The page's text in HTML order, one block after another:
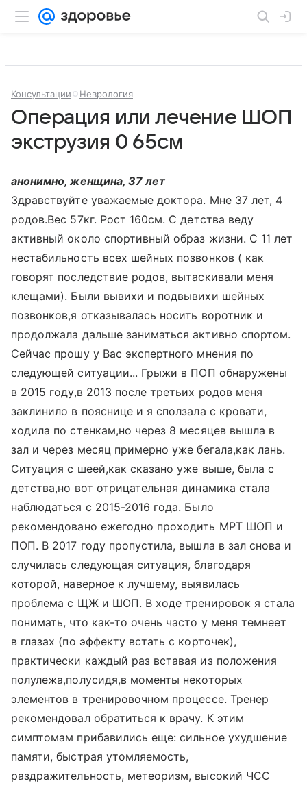
Консультации Неврология
Операция или лечение ШОП
экструзия 0 65см
анонимно, женщина, 37 лет
Здравствуйте уважаемые доктора. Мне 37 лет, 4
родов.Вес 57кг. Рост 160см. С детства веду
активный около спортивный образ жизни. С 11 лет
нестабильность всех шейных позвонков ( как
говорят последствие родов, вытаскивали меня
клещами). Были вывихи и подвывихи шейных
позвонков,я отказывалась носить воротник и
продолжала дальше заниматься активно спортом.
Сейчас прошу у Вас экспертного мнения по
следующей ситуации... Грыжи в ПОП обнаружены
в 2015 году,в 2013 после третьих родов меня
заклинило в пояснице и я сползала с кровати,
ходила по стенкам,но через 8 месяцев вышла в
зал и через месяц примерно уже бегала,как лань.
Ситуация с шеей,как сказано уже выше, была с
детства,но вот отрицательная динамика стала
наблюдаться с 2015-2016 года. Было
рекомендовано ежегодно проходить МРТ ШОП и
ПОП. В 2017 году пропустила, вышла в зал снова и
случилась следующая ситуация, благодаря
которой, наверное к лучшему, выявилась
проблема с ЩЖ и ШОП. В ходе тренировок я стала
понимать, что как-то очень часто у меня темнеет
в глазах (по эффекту встать с корточек),
практически каждый раз вставая из положения
полулежа,полусидя,в моменты некоторых
элементов в тренировочном процессе. Тренер
рекомендовал обратиться к врачу. К этим
симптомам прибавились еще: сильное ухудшение
памяти, быстрая утомляемость,
раздражительность, метеоризм, высокий ЧСС